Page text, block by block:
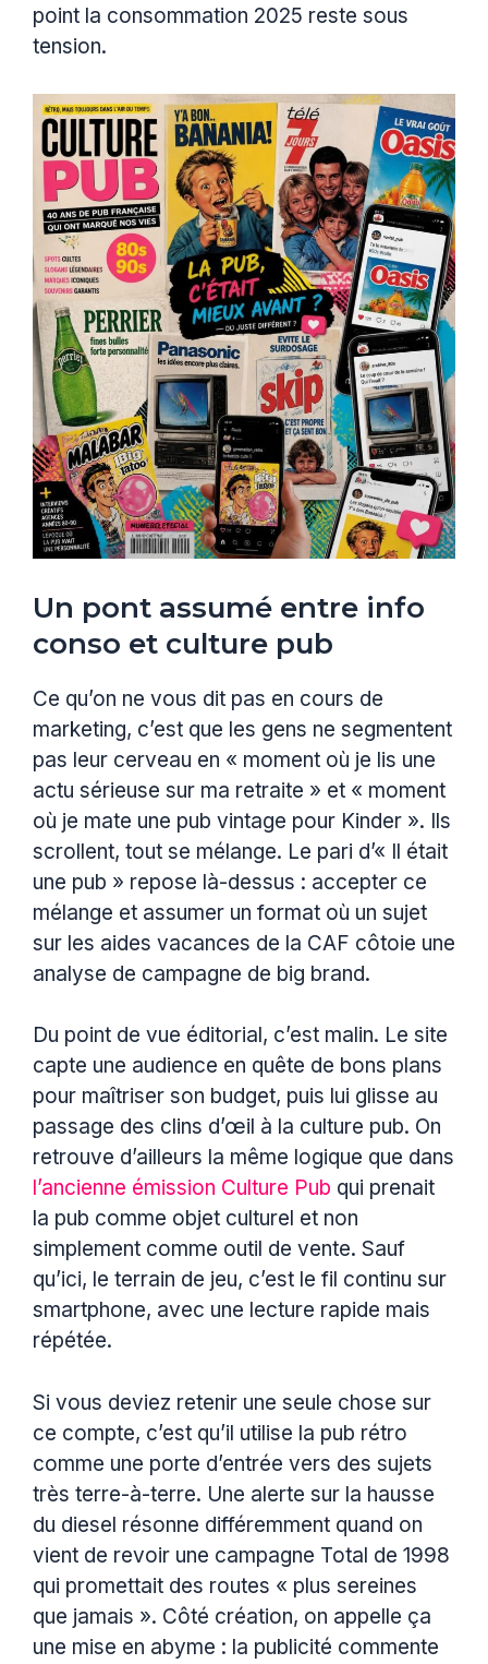
point la consommation 2025 reste sous
tension.
Un pont assumé entre info
conso et culture pub
Ce qu’on ne vous dit pas en cours de
marketing, c’est que les gens ne segmentent
pas leur cerveau en « moment où je lis une
actu sérieuse sur ma retraite » et « moment
où je mate une pub vintage pour Kinder ». Ils
scrollent, tout se mélange. Le pari d’« Il était
une pub » repose là-dessus : accepter ce
mélange et assumer un format où un sujet
sur les aides vacances de la CAF côtoie une
analyse de campagne de big brand.
Du point de vue éditorial, c’est malin. Le site
capte une audience en quête de bons plans
pour maîtriser son budget, puis lui glisse au
passage des clins d’œil à la culture pub. On
retrouve d’ailleurs la même logique que dans
l’ancienne émission Culture Pub qui prenait
la pub comme objet culturel et non
simplement comme outil de vente. Sauf
qu’ici, le terrain de jeu, c’est le fil continu sur
smartphone, avec une lecture rapide mais
répétée.
Si vous deviez retenir une seule chose sur
ce compte, c’est qu’il utilise la pub rétro
comme une porte d’entrée vers des sujets
très terre-à-terre. Une alerte sur la hausse
du diesel résonne différemment quand on
vient de revoir une campagne Total de 1998
qui promettait des routes « plus sereines
que jamais ». Côté création, on appelle ça
une mise en abyme : la publicité commente